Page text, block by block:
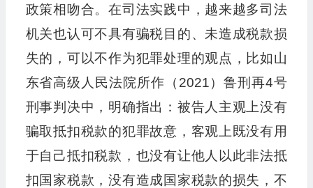
政策相吻合。在司法实践中，越来越多司法
机关也认可不具有骗税目的、未造成税款损
失的，可以不作为犯罪处理的观点，比如山
东省高级人民法院所作（2021）鲁刑再4号
刑事判决中，明确指出：被告人主观上没有
骗取抵扣税款的犯罪故意，客观上既没有用
于自己抵扣税款，也没有让他人以此非法抵
扣国家税款，没有造成国家税款的损失，不